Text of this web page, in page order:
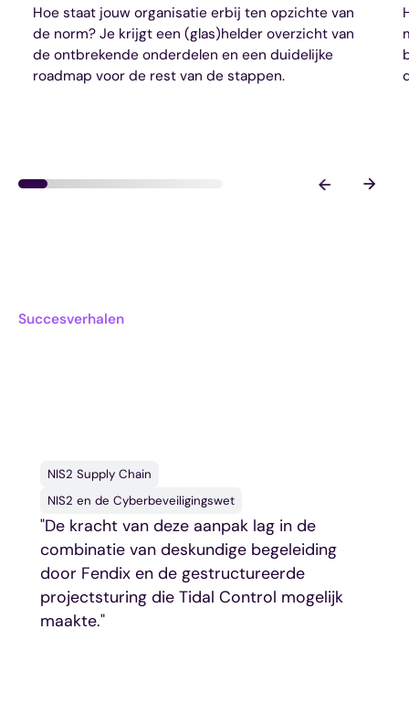
Hoe staat jouw organisatie erbij ten opzichte van
de norm? Je krijgt een (glas)helder overzicht van
de ontbrekende onderdelen en een duidelijke
roadmap voor de rest van de stappen.
Succesverhalen
NIS2 Supply Chain
NIS2 en de Cyberbeveiligingswet
"De kracht van deze aanpak lag in de
combinatie van deskundige begeleiding
door Fendix en de gestructureerde
projectsturing die Tidal Control mogelijk
maakte."